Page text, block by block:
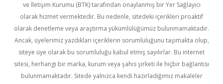
ve İletişim Kurumu (BTK) tarafından onaylanmış bir Yer Sağlayıcı
olarak hizmet vermektedir. Bu nedenle, sitedeki içerikleri proaktif
olarak denetleme veya araştırma yükümlülüğümüz bulunmamaktadır.
Ancak, üyelerimiz yazdıkları içeriklerin sorumluluğunu taşımakta olup,
siteye üye olarak bu sorumluluğu kabul etmiş sayılırlar. Bu internet
sitesi, herhangi bir marka, kurum veya şahıs şirketi ile hiçbir bağlantısı
bulunmamaktadır. Sitede yalnızca kendi hazırladığımız makaleler